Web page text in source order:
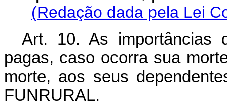
(Redação dada pela Lei
Art. 10. As importâncias
pagas, caso ocorra sua
morte, aos seus
FUNRURAL.